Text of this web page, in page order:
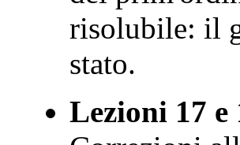
risolubile: il
stato.
Lezioni 17 e